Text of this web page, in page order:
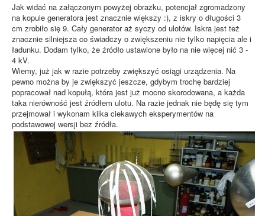
Jak widać na załączonym powyżej obrazku, potencjał zgromadzony
na kopule generatora jest znacznie większy :), z iskry o długości 3
cm zrobiło się 9. Cały generator aż syczy od ulotów. Iskra jest też
znacznie silniejsza co świadczy o zwiększeniu nie tylko napięcia ale i
ładunku. Dodam tylko, że źródło ustawione było na nie więcej nić 3 -
4 kV.
Wiemy, już jak w razie potrzeby zwiększyć osiągi urządzenia. Na
pewno można by je zwiększyć jeszcze, gdybym trochę bardziej
popracował nad kopułą, która jest już mocno skorodowana, a każda
taka nierówność jest źródłem ulotu. Na razie jednak nie będę się tym
przejmował i wykonam kilka ciekawych eksperymentów na
podstawowej wersji bez źródła.